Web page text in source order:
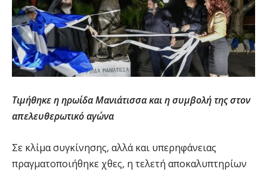
Τιμήθηκε η ηρωίδα Μανιάτισσα και η συμβολή της στον
απελευθερωτικό αγώνα
Σε κλίμα συγκίνησης, αλλά και υπερηφάνειας
πραγματοποιήθηκε χθες, η τελετή αποκαλυπτηρίων